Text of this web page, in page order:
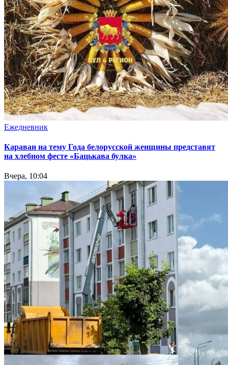
Ежедневник
Караваи на тему Года белорусской женщины представят
на хлебном фесте «Бацькава булка»
Вчера, 10:04